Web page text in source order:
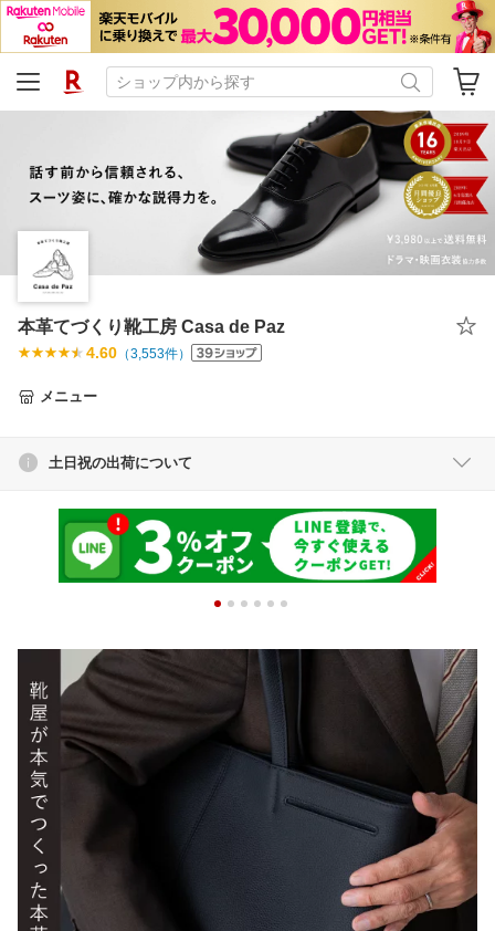
本革てづくり靴工房 Casa de Paz
4.60 （3,553件）
メニュー
土日祝の出荷について